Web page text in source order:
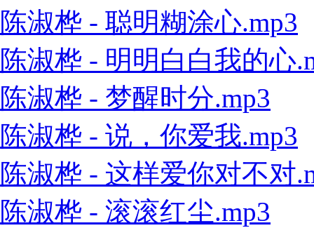
陈淑桦 - 聪明糊涂心.mp3
陈淑桦 - 明明白白我的心
陈淑桦 - 梦醒时分.mp3
陈淑桦 - 说，你爱我.mp3
陈淑桦 - 这样爱你对不对
陈淑桦 - 滚滚红尘.mp3